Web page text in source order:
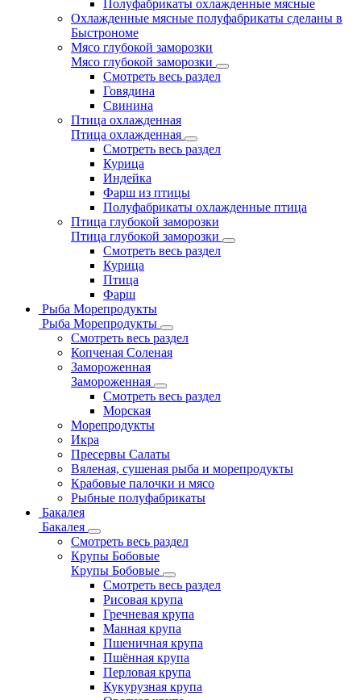
Полуфабрикаты охлажденные мясные
Охлажденные мясные полуфабрикаты сделаны в
Быстрономе
Мясо глубокой заморозки
Мясо глубокой заморозки
Смотреть весь раздел
Говядина
Свинина
Птица охлажденная
Птица охлажденная
Смотреть весь раздел
Курица
Индейка
Фарш из птицы
Полуфабрикаты охлажденные птица
Птица глубокой заморозки
Птица глубокой заморозки
Смотреть весь раздел
Курица
Птица
Фарш
Рыба Морепродукты
Рыба Морепродукты
Смотреть весь раздел
Копченая Соленая
Замороженная
Замороженная
Смотреть весь раздел
Морская
Морепродукты
Икра
Пресервы Салаты
Вяленая, сушеная рыба и морепродукты
Крабовые палочки и мясо
Рыбные полуфабрикаты
Бакалея
Бакалея
Смотреть весь раздел
Крупы Бобовые
Крупы Бобовые
Смотреть весь раздел
Рисовая крупа
Гречневая крупа
Манная крупа
Пшеничная крупа
Пшённая крупа
Перловая крупа
Кукурузная крупа